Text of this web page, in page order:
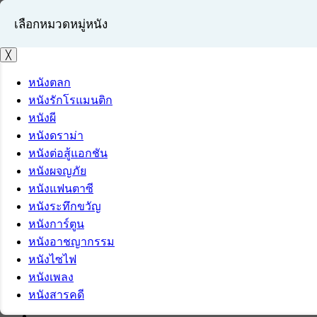
เข้าสู่ระบบ
สมัครสมาชิก
เลือกหมวดหมู่หนัง
╳
หนังตลก
หนังรักโรแมนติก
หนังผี
หนังดราม่า
หนังต่อสู้แอกชัน
หนังผจญภัย
หนังแฟนตาซี
หนังระทึกขวัญ
หนังการ์ตูน
หนังอาชญากรรม
หนังไซไฟ
หนังเพลง
หนังสารคดี